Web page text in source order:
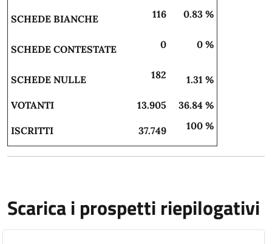
SCHEDE BIANCHE 116 0.83 %
SCHEDE CONTESTATE 0 0 %
SCHEDE NULLE 182 1.31 %
VOTANTI 13.905 36.84 %
ISCRITTI 37.749 100 %
Scarica i prospetti riepilogativi